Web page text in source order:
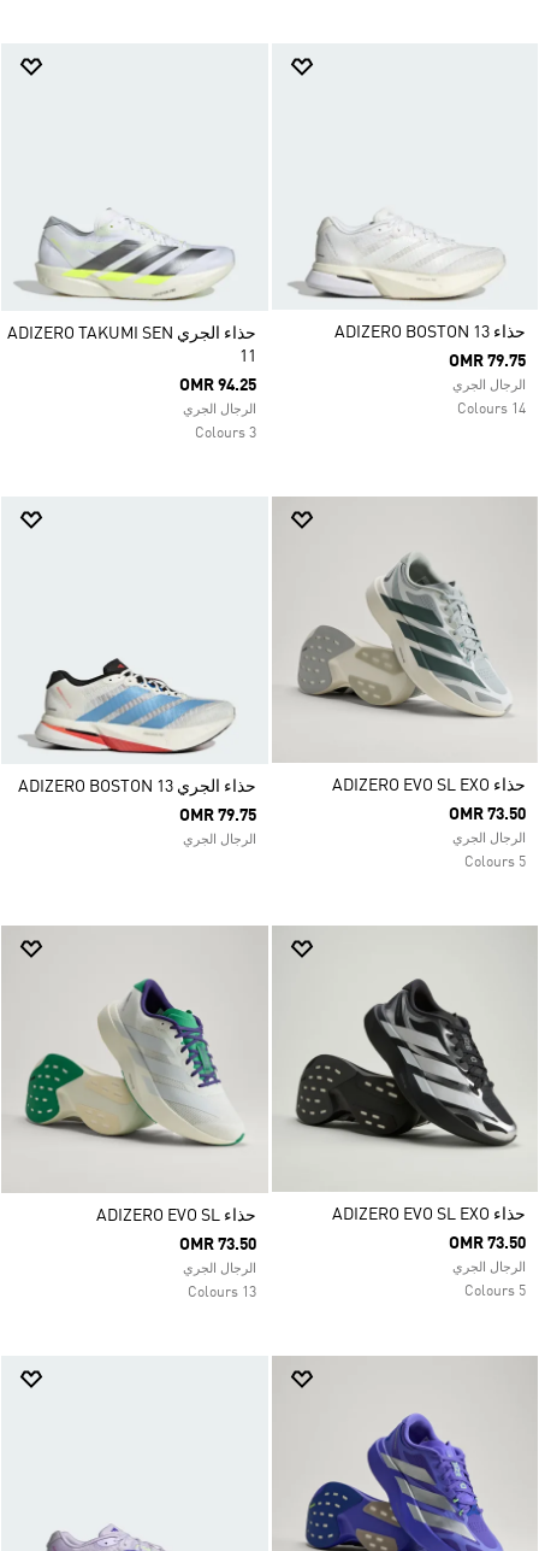
حذاء ADIZERO BOSTON 13
OMR 79.75
الرجال الجري
14 Colours
حذاء الجري ADIZERO TAKUMI SEN
11
OMR 94.25
الرجال الجري
3 Colours
حذاء ADIZERO EVO SL EXO
OMR 73.50
الرجال الجري
5 Colours
حذاء الجري ADIZERO BOSTON 13
OMR 79.75
الرجال الجري
حذاء ADIZERO EVO SL EXO
OMR 73.50
الرجال الجري
5 Colours
حذاء ADIZERO EVO SL
OMR 73.50
الرجال الجري
13 Colours